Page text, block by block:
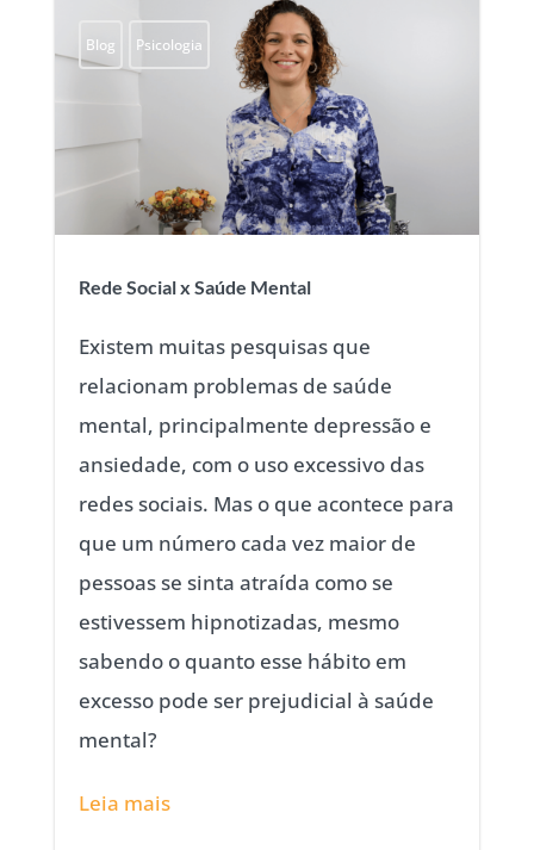
Blog Psicologia
Rede Social x Saúde Mental
Existem muitas pesquisas que
relacionam problemas de saúde
mental, principalmente depressão e
ansiedade, com o uso excessivo das
redes sociais. Mas o que acontece para
que um número cada vez maior de
pessoas se sinta atraída como se
estivessem hipnotizadas, mesmo
sabendo o quanto esse hábito em
excesso pode ser prejudicial à saúde
mental?
Leia mais